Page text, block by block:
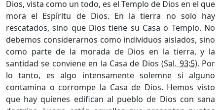
Dios, vista como un todo, es el Templo de Dios en el que
mora el Espíritu de Dios. En la tierra no solo hay
rescatados, sino que Dios tiene su Casa o Templo. No
debemos considerarnos como individuos aislados, sino
como parte de la morada de Dios en la tierra, y la
santidad se conviene en la Casa de Dios (Sal. 93:5). Por
lo tanto, es algo intensamente solemne si alguno
contamina o corrompe la Casa de Dios. Hemos visto
que hay quienes edifican al pueblo de Dios con sana